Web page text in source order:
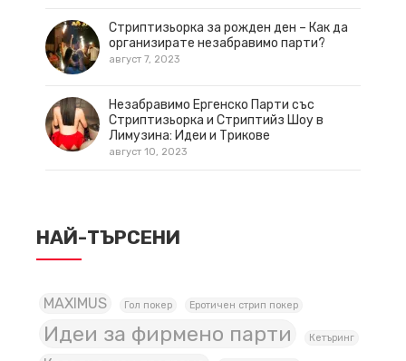
Стриптизьорка за рожден ден – Как да
организирате незабравимо парти?
август 7, 2023
Незабравимо Ергенско Парти със
Стриптизьорка и Стриптийз Шоу в
Лимузина: Идеи и Трикове
август 10, 2023
НАЙ-ТЪРСЕНИ
MAXIMUS Гол покер Еротичен стрип покер
Идеи за фирмено парти Кетъринг